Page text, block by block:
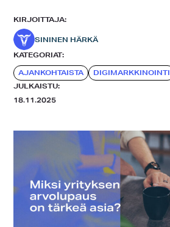
KIRJOITTAJA:
SININEN HÄRKÄ
KATEGORIAT:
AJANKOHTAISTA
DIGIMARKKINOINTI
JULKAISTU:
18.11.2025